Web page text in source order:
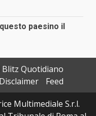
paesino il
Blitz Quotidiano
Disclaimer
Feed
Multimediale S.r.l.